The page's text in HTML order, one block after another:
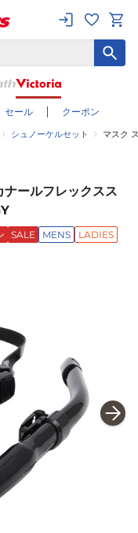
セール クーポン
シュノーケルセット マスク
ールフレックスス
SALE MENS LADIES